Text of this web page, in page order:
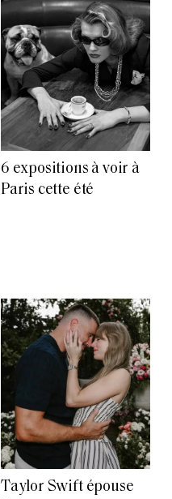
6 expositions à voir à
Paris cette été
Taylor Swift épouse